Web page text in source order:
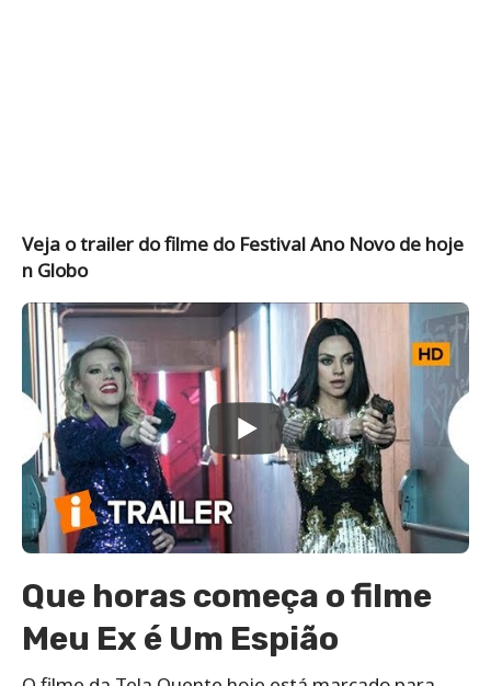
Veja o trailer do filme do Festival Ano Novo de hoje
n Globo
Que horas começa o filme
Meu Ex é Um Espião